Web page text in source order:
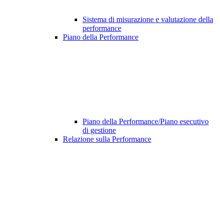
Sistema di misurazione e valutazione della
performance
Piano della Performance
Piano della Performance/Piano esecutivo
di gestione
Relazione sulla Performance